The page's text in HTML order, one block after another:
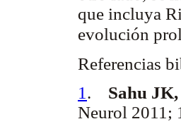
que incluya
evolución
Referencias
1 . Sahu
Neurol 2011;